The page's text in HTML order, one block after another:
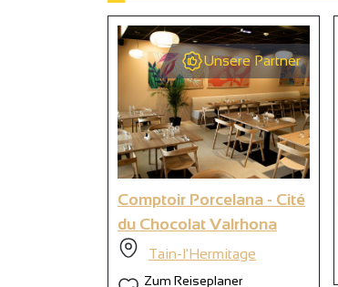
9
Unsere Partner
Comptoir Porcelana - Cité
du Chocolat Valrhona
Tain-l'Hermitage
Zum Reiseplaner